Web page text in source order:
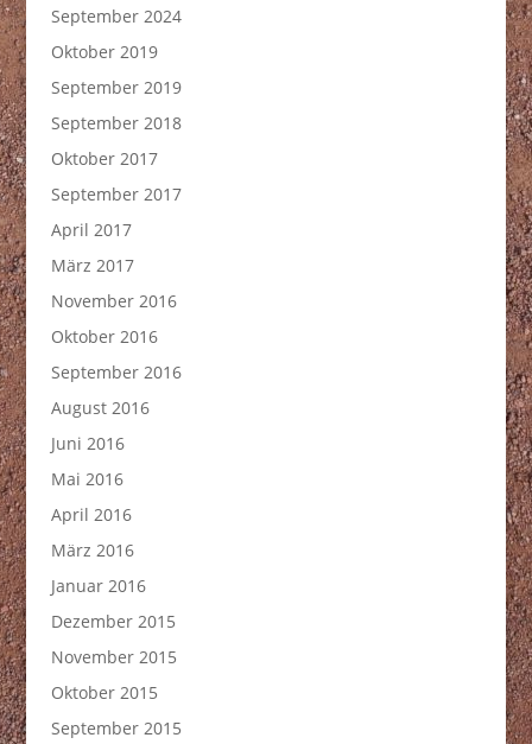
September 2024
Oktober 2019
September 2019
September 2018
Oktober 2017
September 2017
April 2017
März 2017
November 2016
Oktober 2016
September 2016
August 2016
Juni 2016
Mai 2016
April 2016
März 2016
Januar 2016
Dezember 2015
November 2015
Oktober 2015
September 2015